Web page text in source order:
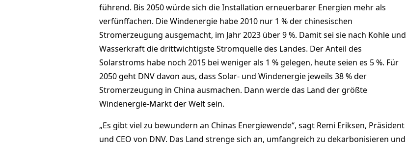
führend. Bis 2050 würde sich die Installation erneuerbarer Energien mehr als
verfünffachen. Die Windenergie habe 2010 nur 1 % der chinesischen
Stromerzeugung ausgemacht, im Jahr 2023 über 9 %. Damit sei sie nach Kohle und
Wasserkraft die drittwichtigste Stromquelle des Landes. Der Anteil des
Solarstroms habe noch 2015 bei weniger als 1 % gelegen, heute seien es 5 %. Für
2050 geht DNV davon aus, dass Solar- und Windenergie jeweils 38 % der
Stromerzeugung in China ausmachen. Dann werde das Land der größte
Windenergie-Markt der Welt sein.
„Es gibt viel zu bewundern an Chinas Energiewende“, sagt Remi Eriksen, Präsident
und CEO von DNV. Das Land strenge sich an, umfangreich zu dekarbonisieren und